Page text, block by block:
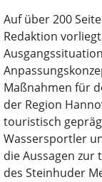
Auf über 200
Redaktion
Maßnahmen für
der Region
touristisch
Wassersportler
die Aussagen
des Steinhuder